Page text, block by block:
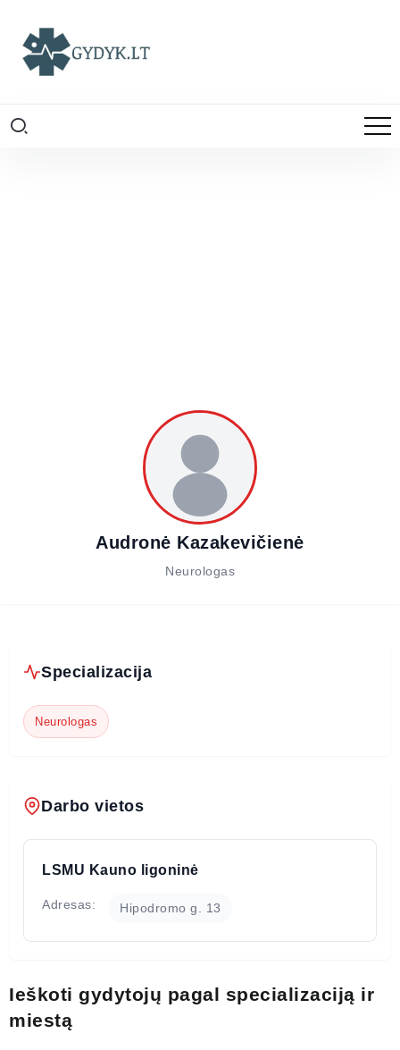
Audronė Kazakevičienė
Neurologas
Specializacija
Neurologas
Darbo vietos
LSMU Kauno ligoninė
Adresas: Hipodromo g. 13
Ieškoti gydytojų pagal specializaciją ir
miestą